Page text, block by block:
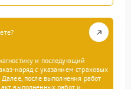
и последующий
наряд с указанием страховых
Далее, после выполнения работ
выполненных работ и